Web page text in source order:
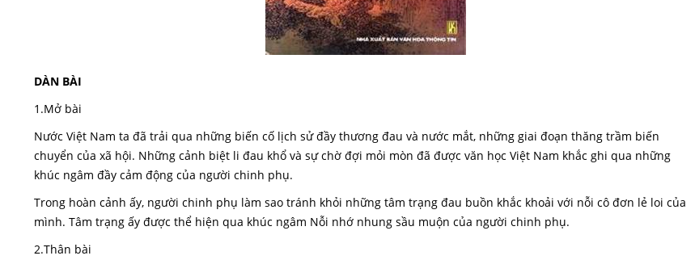
DÀN BÀI
1.Mở bài
Nước Việt Nam ta đã trải qua những biến cố lịch sử đầy thương đau và nước mắt, những giai đoạn thăng trầm biến
chuyển của xã hội. Những cảnh biệt li đau khổ và sự chờ đợi mỏi mòn đã được văn học Việt Nam khắc ghi qua những
khúc ngâm đầy cảm động của người chinh phụ.
Trong hoàn cảnh ấy, người chinh phụ làm sao tránh khỏi những tâm trạng đau buồn khắc khoải với nỗi cô đơn lẻ loi của
mình. Tâm trạng ấy được thể hiện qua khúc ngâm Nỗi nhớ nhung sầu muộn của người chinh phụ.
2.Thân bài